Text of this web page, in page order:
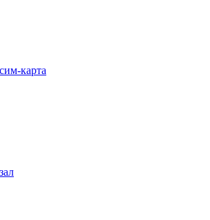
карта